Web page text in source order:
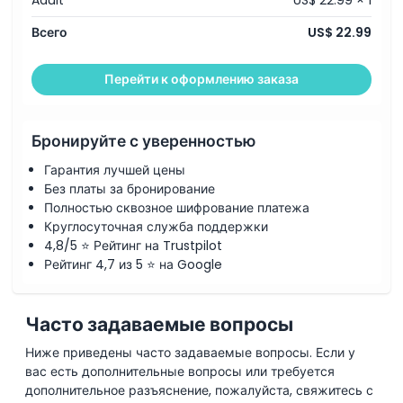
Местоположение
Политика отмены
Всего
US$ 22.99
Перейти к оформлению заказа
Бронируйте с уверенностью
Гарантия лучшей цены
Без платы за бронирование
Полностью сквозное шифрование платежа
Круглосуточная служба поддержки
4,8/5 ⭐ Рейтинг на Trustpilot
Рейтинг 4,7 из 5 ⭐ на Google
Часто задаваемые вопросы
Ниже приведены часто задаваемые вопросы. Если у
вас есть дополнительные вопросы или требуется
дополнительное разъяснение, пожалуйста, свяжитесь с